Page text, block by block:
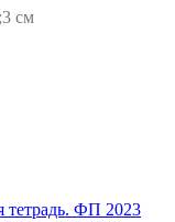
см